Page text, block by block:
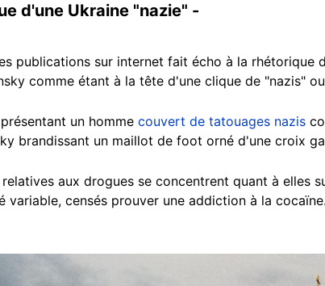
d'une Ukraine "nazie" -
publications sur internet fait écho à la rhétorique
comme étant à la tête d'une clique de "nazis"
un homme couvert de tatouages nazis
brandissant un maillot de foot orné d'une croix
aux drogues se concentrent quant à elles
variable, censés prouver une addiction à la cocaïne.